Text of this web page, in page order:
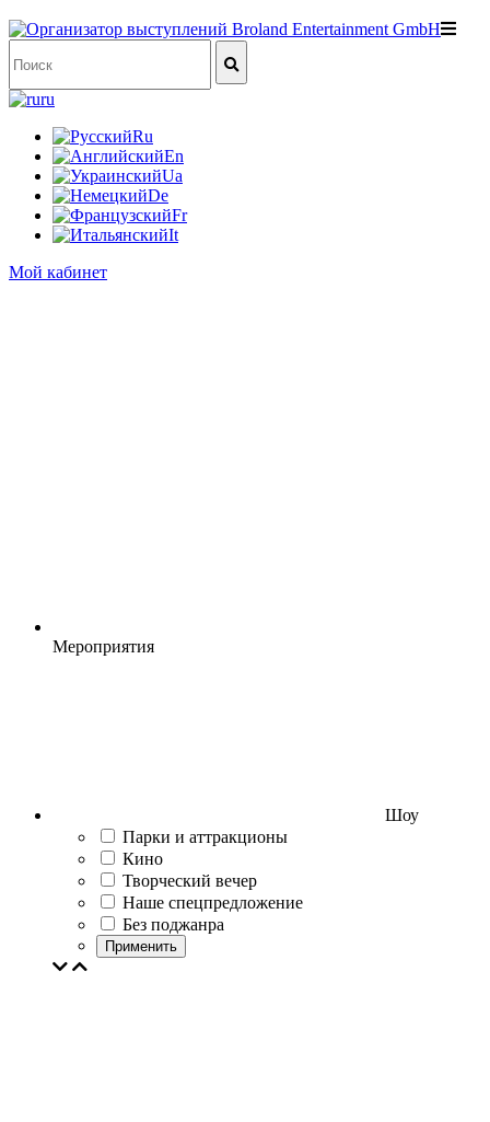
ru
Ru
En
Ua
De
Fr
It
Мой кабинет
Мероприятия
Шоу
Парки и аттракционы
Кино
Творческий вечер
Наше спецпредложение
Без поджанра
Применить